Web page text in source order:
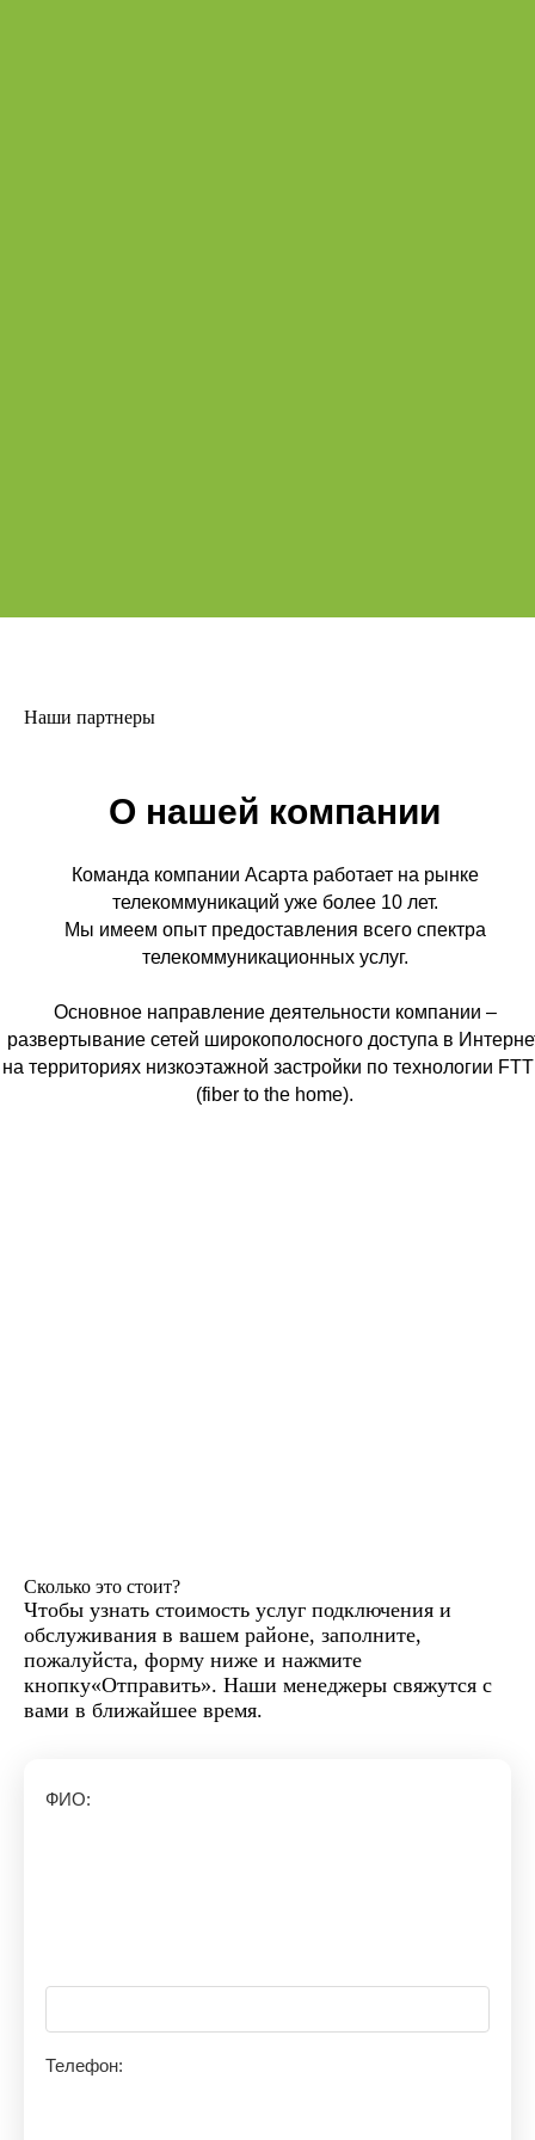
О нашей компании
Команда компании Асарта работает на рынке
телекоммуникаций уже более 10 лет.
Мы имеем опыт предоставления всего спектра
телекоммуникационных услуг.
Основное направление деятельности компании –
развертывание сетей широкополосного доступа в
на территориях низкоэтажной застройки по технологии
(fiber to the home).
Наши партнеры
Сколько это стоит?
Чтобы узнать стоимость услуг подключения и
обслуживания в вашем районе, заполните,
пожалуйста, форму ниже и нажмите
кнопку«Отправить». Наши менеджеры свяжутся с
вами в ближайшее время.
ФИО:
Телефон: